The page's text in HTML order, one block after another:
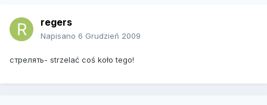
regers
Napisano 6 Grudzień 2009
стрелять- strzelać coś koło tego!